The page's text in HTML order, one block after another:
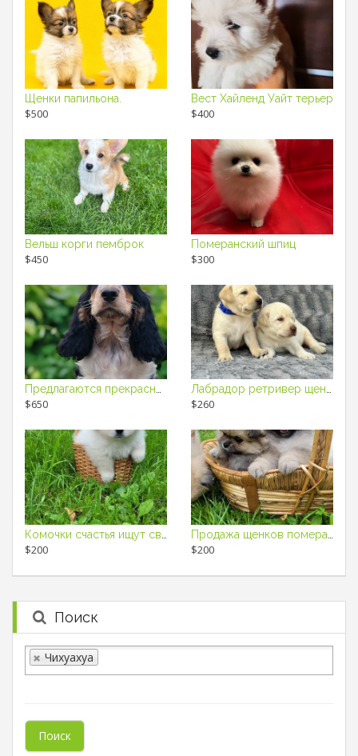
Щенки папильона.
$500
Вест Хайленд Уайт терьер
$400
Вельш корги пемброк
$450
Померанский шпиц
$300
Предлагаются прекрасные щенки Английского кокер спаниеля
$650
Лабрадор ретривер щенки
$260
Комочки счастья ищут свой новый дом
$200
Продажа щенков померанского шпица. Мальчики и девочки ждут свой новый
$200
Поиск
Чихуахуа